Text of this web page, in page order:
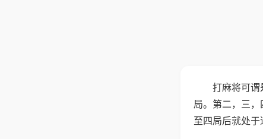
打麻将可谓
局。第二，三，
至四局后就处于